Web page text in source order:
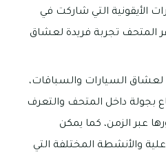
الأيقونية التي شاركت في
المتحف تجربة فريدة لعشاق
لعشاق السيارات والسباقات،
بجولة داخل المتحف والتعرف
عبر الزمن، كما يمكن
والأنشطة المختلفة التي